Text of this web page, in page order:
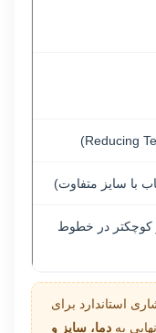
کوچکتر در خطوط
فشاری استاندارد برای
به دما، سایز و